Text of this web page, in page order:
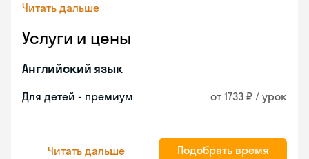
Читать дальше
Услуги и цены
Английский язык
Для детей - премиум от 1733 ₽ / урок
Читать дальше Подобрать время